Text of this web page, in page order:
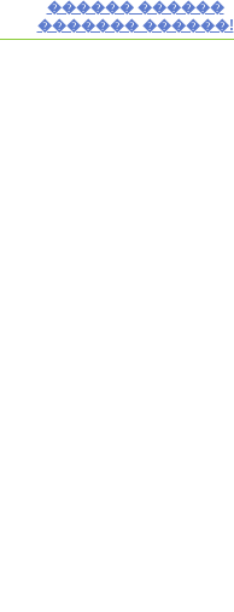
������ ������
������� ������!